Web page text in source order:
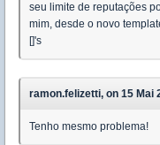
seu limite de reputações
mim, desde o novo
[]'s
ramon.felizetti, on 15 Mai
Tenho mesmo problema!